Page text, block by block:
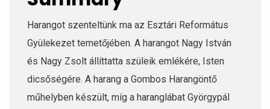
Harangot szenteltünk ma az Esztári Református
Gyülekezet temetőjében. A harangot Nagy István
és Nagy Zsolt állíttatta szüleik emlékére, Isten
dicsőségére. A harang a Gombos Harangöntő
műhelyben készült, míg a haranglábat Györgypál